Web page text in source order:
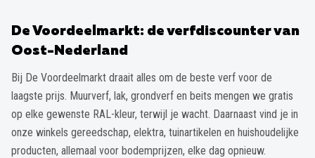
De Voordeelmarkt: de verfdiscounter van
Oost-Nederland
Bij De Voordeelmarkt draait alles om de beste verf voor de
laagste prijs. Muurverf, lak, grondverf en beits mengen we gratis
op elke gewenste RAL-kleur, terwijl je wacht. Daarnaast vind je in
onze winkels gereedschap, elektra, tuinartikelen en huishoudelijke
producten, allemaal voor bodemprijzen, elke dag opnieuw.